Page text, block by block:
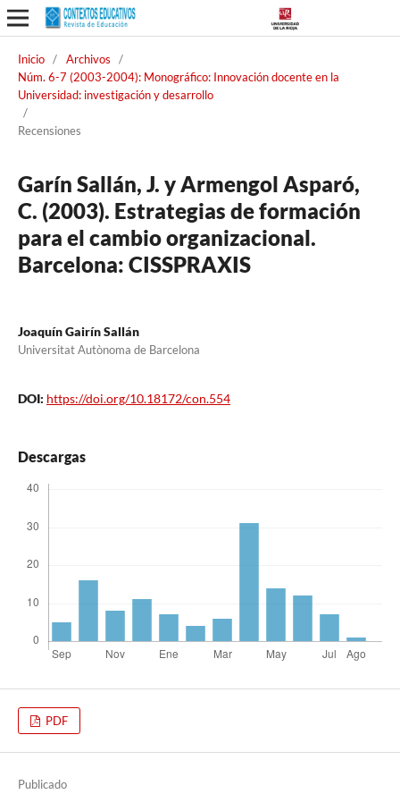
Inicio / Archivos
/
Núm. 6-7 (2003-2004): Monográfico: Innovación docente en la
Universidad: investigación y desarrollo
/
Recensiones
Garín Sallán, J. y Armengol Asparó,
C. (2003). Estrategias de formación
para el cambio organizacional.
Barcelona: CISSPRAXIS
Joaquín Gairín Sallán
Universitat Autònoma de Barcelona
DOI: https://doi.org/10.18172/con.554
Descargas
PDF
Publicado